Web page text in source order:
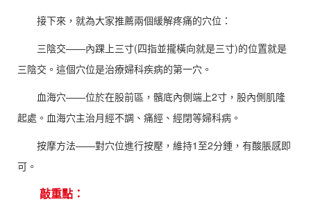
接下來，就為大家推薦兩個緩解疼痛的穴位：
三陰交——內踝上三寸(四指並攏橫向就是三寸)的位置就是
三陰交。這個穴位是治療婦科疾病的第一穴。
血海穴——位於在股前區，髕底內側端上2寸，股內側肌隆
起處。血海穴主治月經不調、痛經、經閉等婦科病。
按摩方法——對穴位進行按壓，維持1至2分鍾，有酸脹感即
可。
敲重點：